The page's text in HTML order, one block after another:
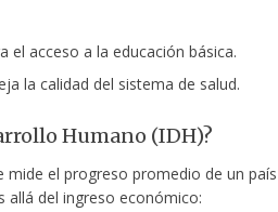
el acceso a la educación básica.
la calidad del sistema de salud.
Humano (IDH)?
el progreso promedio de un país
allá del ingreso económico: